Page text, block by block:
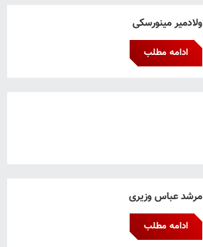
ولادمیر مینورسکی
ادامه مطلب
مرشد عباس وزیری
ادامه مطلب